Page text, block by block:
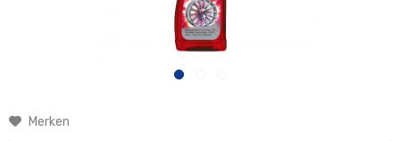
Merken